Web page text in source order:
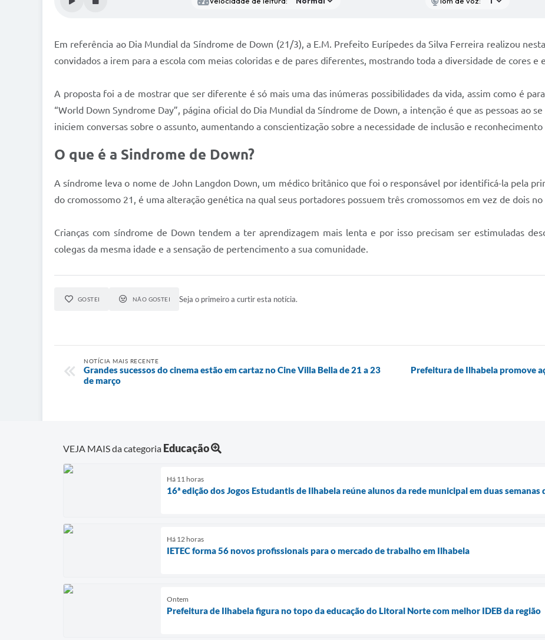
Em referência ao Dia Mundial da Síndrome de Down (21/3), a E.M. Prefeito Eurípedes da Silva Ferreira realizou
convidados a irem para a escola com meias coloridas e de pares diferentes, mostrando toda a diversidade de cores e
A proposta foi a de mostrar que ser diferente é só mais uma das inúmeras possibilidades da vida, assim como é
“World Down Syndrome Day”, página oficial do Dia Mundial da Síndrome de Down, a intenção é que as pessoas ao
iniciem conversas sobre o assunto, aumentando a conscientização sobre a necessidade de inclusão e
O que é a Sindrome de Down?
A síndrome leva o nome de John Langdon Down, um médico britânico que foi o responsável por identificá-la pela
do cromossomo 21, é uma alteração genética na qual seus portadores possuem três cromossomos em vez de dois no
Crianças com síndrome de Down tendem a ter aprendizagem mais lenta e por isso precisam ser estimuladas
colegas da mesma idade e a sensação de pertencimento a sua comunidade.
GOSTEI NÃO GOSTEI Seja o primeiro a curtir esta notícia.
NOTÍCIA MAIS RECENTE
Grandes sucessos do cinema estão em cartaz no Cine Villa Bella de 21 a 23
de março
Prefeitura de Ilhabela promove
VEJA MAIS da categoria Educação
Há 11 horas
16ª edição dos Jogos Estudantis de Ilhabela reúne alunos da rede municipal em duas semanas
Há 12 horas
IETEC forma 56 novos profissionais para o mercado de trabalho em Ilhabela
Ontem
Prefeitura de Ilhabela figura no topo da educação do Litoral Norte com melhor IDEB da região